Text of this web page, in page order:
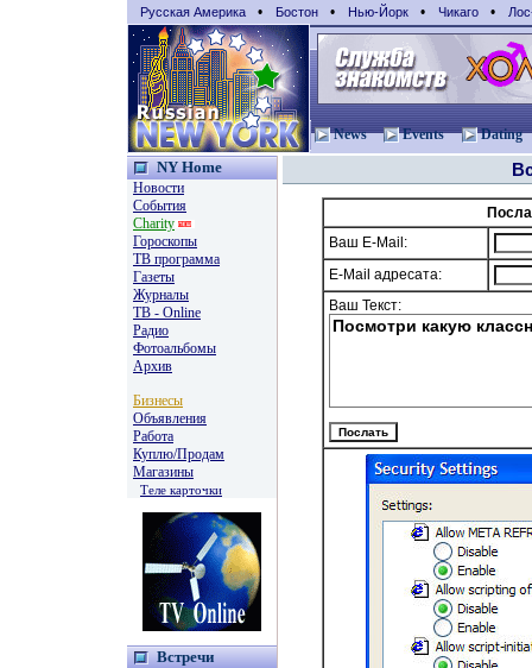
Русская Америка • Бостон • Нью-Йорк • Чикаго •
News Events Dating
NY Home
Новости
События
Charity
Гороскопы
TВ программа
Газеты
Журналы
ТВ - Online
Радио
Фотоальбомы
Архив
Бизнесы
Объявления
Работа
Куплю/Продам
Магазины
Теле карточки
Встречи
Ваш E-Mail:
E-Mail адресата:
Ваш Текст: